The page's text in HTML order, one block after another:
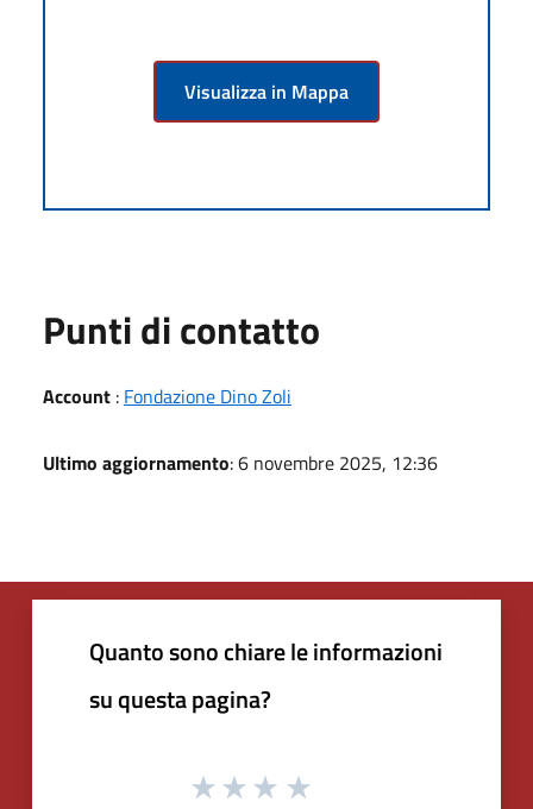
Visualizza in Mappa
Punti di contatto
Account : Fondazione Dino Zoli
Ultimo aggiornamento: 6 novembre 2025, 12:36
Quanto sono chiare le informazioni
su questa pagina?